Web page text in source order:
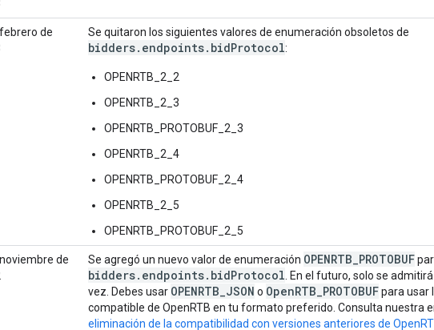
de
Se quitaron los siguientes valores de enumeración obsoletos de
bidders.endpoints.bidProtocol:
OPENRTB_2_2
OPENRTB_2_3
OPENRTB_PROTOBUF_2_3
OPENRTB_2_4
OPENRTB_PROTOBUF_2_4
OPENRTB_2_5
OPENRTB_PROTOBUF_2_5
de
Se agregó un nuevo valor de enumeración OPENRTB_PROTOBUF
bidders.endpoints.bidProtocol . En el futuro, solo se
vez. Debes usar OPENRTB_JSON o OpenRTB_PROTOBUFpara usar
compatible de OpenRTB en tu formato preferido. Consulta nuestra
eliminación de la compatibilidad con versiones anteriores de